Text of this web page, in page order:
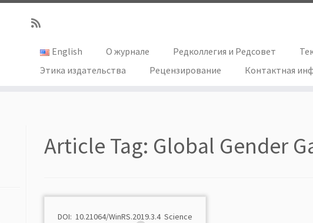
English О журнале Редколлегия и Редсовет
Этика издательства
Рецензирование Контактная
Article Tag: Globаl Gender
DOI: 10.21064/WinRS.2019.3.4 Science